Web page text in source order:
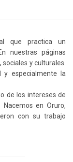
que practica un
nuestras páginas
y culturales.
y especialmente la
de los intereses de
en Oruro,
con su trabajo